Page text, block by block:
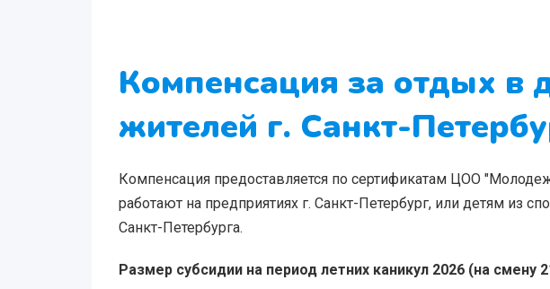
Компенсация за отдых в
жителей г. Санкт-
Компенсация предоставляется по сертификатам ЦОО
работают на предприятиях г. Санкт-Петербург, или детям из
Санкт-Петербурга.
Размер субсидии на период летних каникул 2026 (на смену